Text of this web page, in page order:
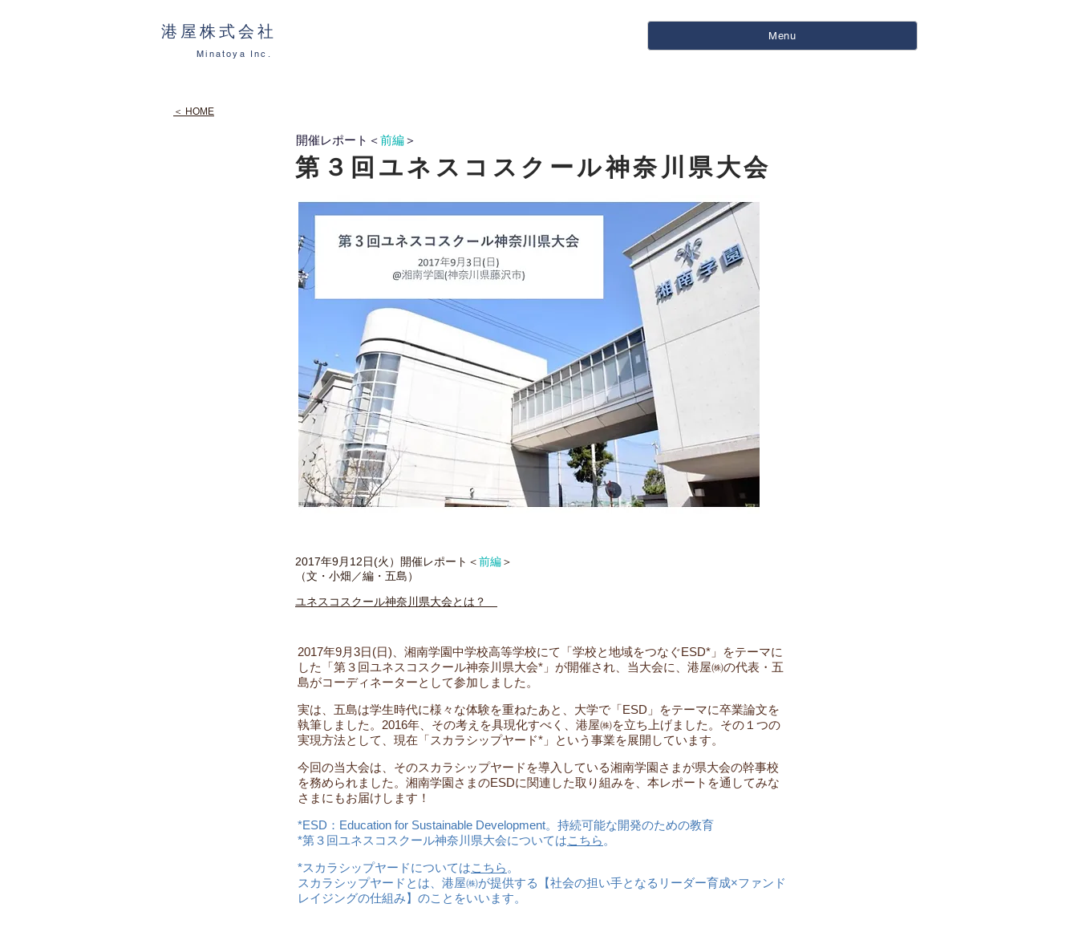
港屋株式会社
Minatoya Inc.
Menu
＜ HOME
開催レポート＜前編＞
第３回ユネスコスクール神奈川県大会
2017年9月12日(火） 開催レポート＜前編＞
（文・小畑／編・五島）
ユネスコスクール神奈川県大会とは？
2017年9月3日(日)、湘南学園中学校高等学校にて「学校と地域をつなぐESD*」をテーマに
した「第３回ユネスコスクール神奈川県大会*」が開催され、当大会に、港屋㈱の代表・五
島がコーディネーターとして参加しました。
実は、五島は学生時代に様々な体験を重ねたあと、大学で「ESD」をテーマに卒業論文を
執筆しました。2016年、その考えを具現化すべく、港屋㈱を立ち上げました。その１つの
実現方法として、現在「スカラシップヤード*」という事業を展開しています。
今回の当大会は、そのスカラシップヤードを導入している湘南学園さまが県大会の幹事校
を務められました。湘南学園さまのESDに関連した取り組みを、本レポートを通してみな
さまにもお届けします！
*ESD：Education for Sustainable Development。持続可能な開発のための教育
*第３回ユネスコスクール神奈川県大会についてはこちら 。
*スカラシップヤードについてはこちら 。
​スカラシップヤードとは、港屋㈱が提供する【社会の担い手となるリーダー育成×ファンド
レイジングの仕組み】のことをいいます。